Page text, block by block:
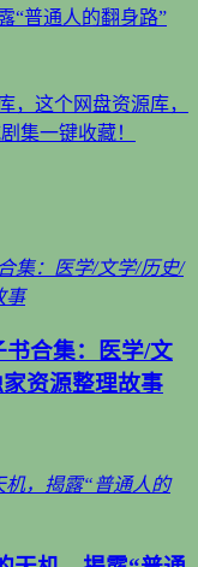
“普通人的翻身路”
，这个网盘资源库，
集一键收藏！
书合集：医学/文
资源整理故事